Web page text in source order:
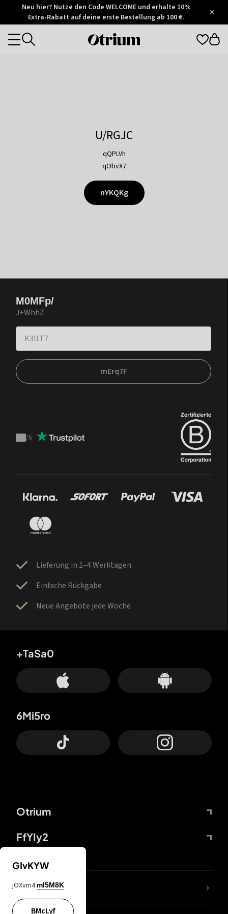
Otrium
Trustpilot
Neu hier? Nutze den Code WELCOME und erhalte 10%
Extra-Rabatt auf deine erste Bestellung ab 100 €.
Otrium
Categories
U/RGJC
qQPLVh
qObvX7
nYKQKg
M0MFp/
J+WhhZ
mErq7F
Trustpilot
/5
Lieferung in 1–4 Werktagen
Einfache Rückgabe
Neue Angebote jede Woche
Otrium
FfYIy2
+TaSa0
6Mi5ro
DDcvSo
GIvKYW
jOXvm4 mI5M8K
BMcLyf